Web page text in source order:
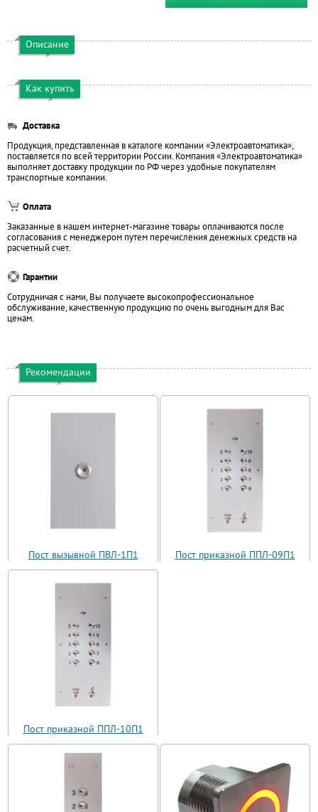
Описание
Как купить
Доставка
Продукция, представленная в каталоге компании «Электроавтоматика»,
поставляется по всей территории России. Компания «Электроавтоматика»
выполняет доставку продукции по РФ через удобные покупателям
транспортные компании.
Оплата
Заказанные в нашем интернет-магазине товары оплачиваются после
согласования с менеджером путем перечисления денежных средств на
расчетный счет.
Гарантии
Сотрудничая с нами, Вы получаете высокопрофессиональное
обслуживание, качественную продукцию по очень выгодным для Вас
ценам.
Рекомендации
Пост вызывной ПВЛ-1П1
(ВП11-1)
Пост приказной ППЛ-09П1
Пост приказной ППЛ-10П1
(ППЛ11-10)